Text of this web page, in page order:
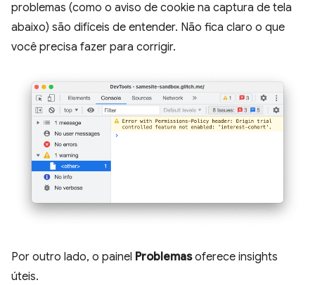
problemas (como o aviso de cookie na captura de tela
abaixo) são difíceis de entender. Não fica claro o que
você precisa fazer para corrigir.
Por outro lado, o painel Problemasoferece insights
úteis.